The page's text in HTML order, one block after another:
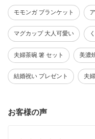
機対応 電子レンジ対応
タブウェア CDF etendue
ビスク
木
ジ
Fエ
モモンガ ブランケット
マグカップ 大人可愛い
夫婦茶碗 箸 セット 美濃
結婚祝い プレゼント 夫
お客様の声